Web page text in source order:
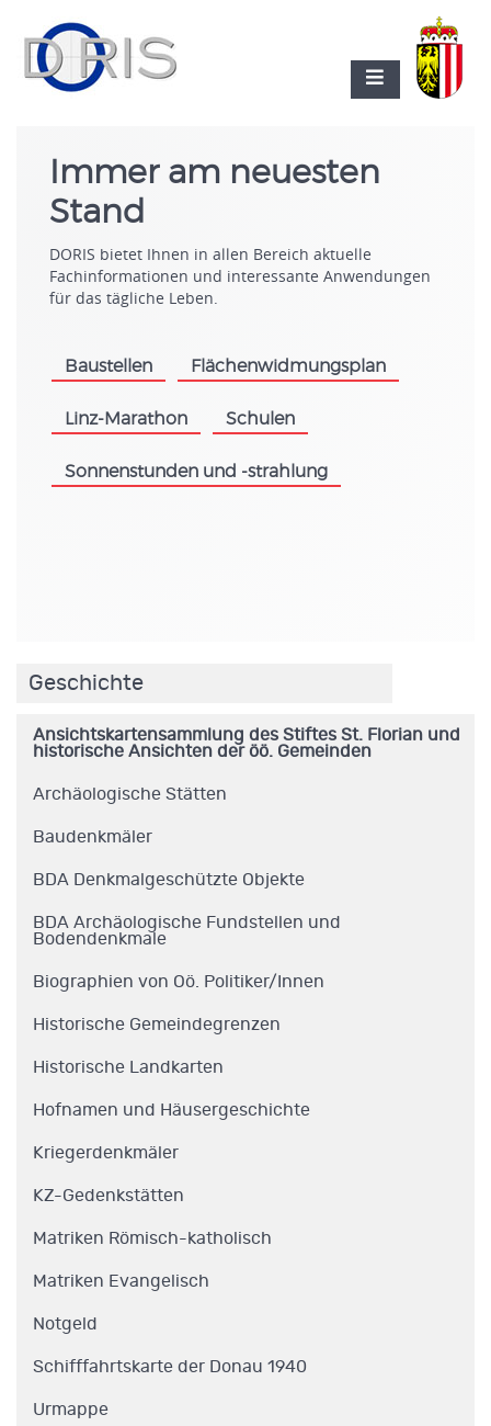
Immer am neuesten
Stand
DORIS bietet Ihnen in allen Bereich aktuelle
Fachinformationen und interessante Anwendungen
für das tägliche Leben.
Baustellen Flächenwidmungsplan
Linz-Marathon Schulen
Sonnenstunden und -strahlung
Geschichte
Ansichtskartensammlung des Stiftes St. Florian und
historische Ansichten der öö. Gemeinden
Archäologische Stätten
Baudenkmäler
BDA Denkmalgeschützte Objekte
BDA Archäologische Fundstellen und
Bodendenkmale
Biographien von Oö. Politiker/Innen
Historische Gemeindegrenzen
Historische Landkarten
Hofnamen und Häusergeschichte
Kriegerdenkmäler
KZ-Gedenkstätten
Matriken Römisch-katholisch
Matriken Evangelisch
Notgeld
Schifffahrtskarte der Donau 1940
Urmappe